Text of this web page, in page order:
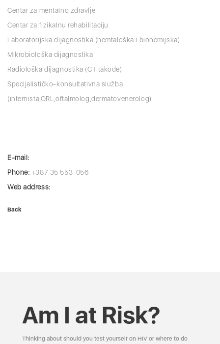
Centar za mentalno zdravlje
Centar za fizikalnu rehabilitaciju
Laboratorijska dijagnostika (hemtaloška i biohemijska)
Mikrobiološka dijagnostika
Radiološka dijagnostika (CT takođe)
Specijalističko-konsultativna služba
(internista,ORL,oftalmolog,dermatovenerolog)
E-mail:
Phone: +387 35 553-056
Web address:
Back
Am I at Risk?
Thinking about should you test yourself on HIV or where to do